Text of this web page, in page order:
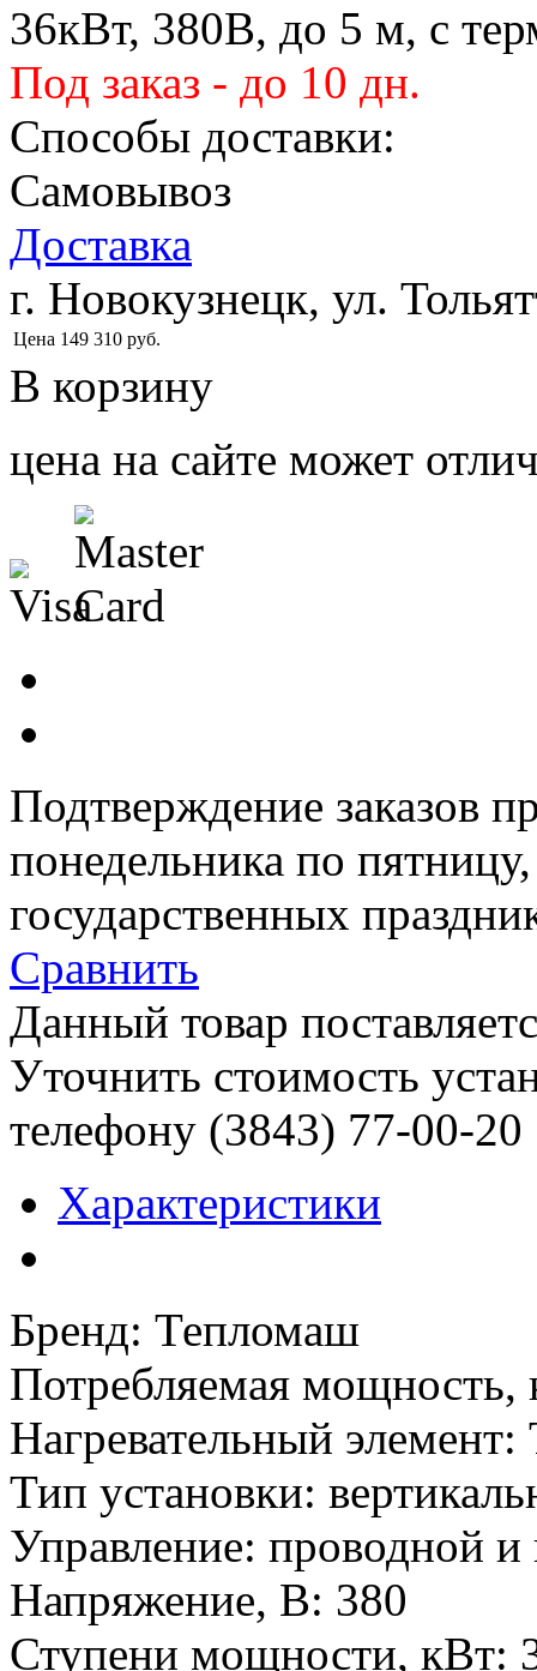
36кВт, 380В, до 5 м, с
Под заказ - до 10 дн.
Способы доставки:
Самовывоз
Доставка
г. Новокузнецк, ул.
Цена 149 310 руб.
В корзину
цена на сайте может
Подтверждение заказов
понедельника по
государственных
Сравнить
Данный товар
Уточнить стоимость
телефону (3843) 77-00-20
Характеристики
Бренд: Тепломаш
Потребляемая мощность,
Нагревательный элемент:
Тип установки:
Управление: проводной
Напряжение, В: 380
Ступени мощности, кВт: